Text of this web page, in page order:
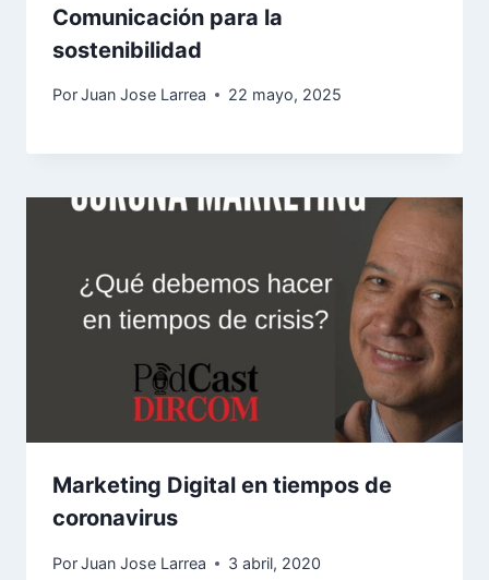
Comunicación para la
sostenibilidad
PorJuan Jose Larrea 22 mayo, 2025
Marketing Digital en tiempos de
coronavirus
PorJuan Jose Larrea 3 abril, 2020